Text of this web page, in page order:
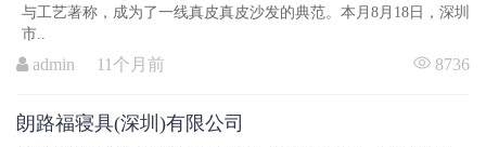
与工艺著称，成为了一线真皮真皮沙发的典范。本月8月18日，深圳
市..
admin 11个月前 8736
朗路福寝具(深圳)有限公司